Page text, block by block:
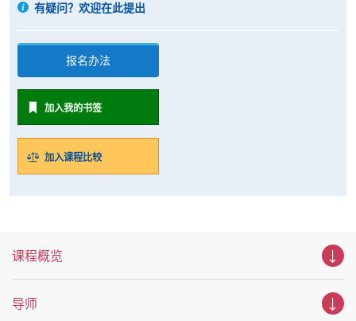
有疑问？欢迎在此提出
报名办法
加入我的书签
加入课程比较
课程概览
导师